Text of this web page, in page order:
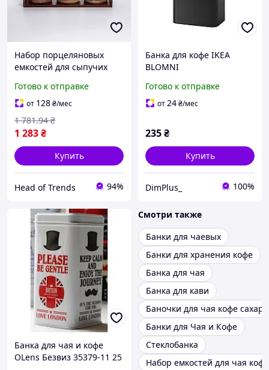
Набор порцеляновых
емкостей для сыпучих
с крышками банки для
сыпучих продуктов
баночки Серый
Готово к отправке
от 128₴/мес
1 283₴
1 781.94 ₴
Купить
Head of Trends 94%
Банка для кофе IKEA
BLOMNI
Готово к отправке
от24₴/мес
235₴
Купить
DimPlus_ 100%
Банка для чая и кофе
OLens Безвиз 35379-11 25
Смотри также
Банки для чаевых
Банки для хранения кофе
Банка для чая
Банка для кави
Баночки для чая кофе сахара
Банки для Чая и Кофе
Стеклобанка
Набор емкостей для чая